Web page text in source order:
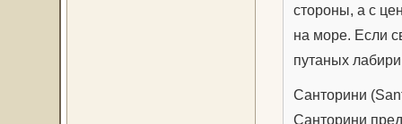
стороны, а с
на море. Если
путаных
Санторини
Санторини